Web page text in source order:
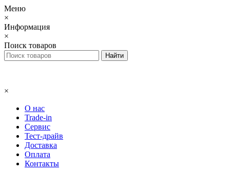
Меню
×
Информация
×
Поиск товаров
×
О нас
Trade-in
Сервис
Тест-драйв
Доставка
Оплата
Контакты